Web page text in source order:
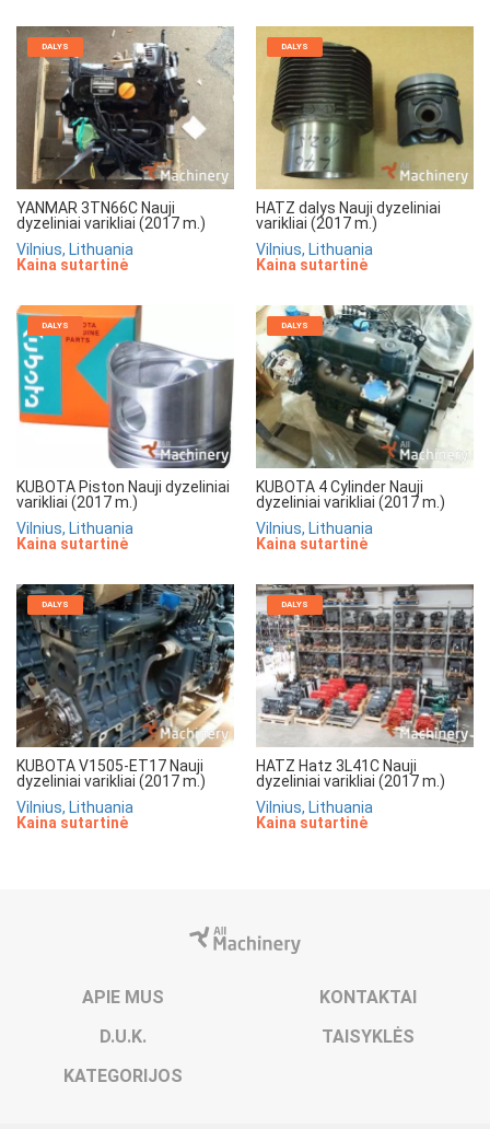
DALYS
YANMAR 3TN66C Nauji
dyzeliniai varikliai (2017 m.)
Vilnius, Lithuania
Kaina sutartinė
DALYS
HATZ dalys Nauji dyzeliniai
varikliai (2017 m.)
Vilnius, Lithuania
Kaina sutartinė
DALYS
KUBOTA Piston Nauji dyzeliniai
varikliai (2017 m.)
Vilnius, Lithuania
Kaina sutartinė
DALYS
KUBOTA 4 Cylinder Nauji
dyzeliniai varikliai (2017 m.)
Vilnius, Lithuania
Kaina sutartinė
DALYS
KUBOTA V1505-ET17 Nauji
dyzeliniai varikliai (2017 m.)
Vilnius, Lithuania
Kaina sutartinė
DALYS
HATZ Hatz 3L41C Nauji
dyzeliniai varikliai (2017 m.)
Vilnius, Lithuania
Kaina sutartinė
APIE MUS
KONTAKTAI
D.U.K.
TAISYKLĖS
KATEGORIJOS